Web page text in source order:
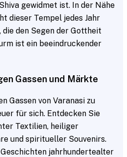
gewidmet ist. In der Nähe
dieser Tempel jedes Jahr
die den Segen der Gottheit
ist ein beeindruckender
Gassen und Märkte
Gassen von Varanasi zu
für sich. Entdecken Sie
Textilien, heiliger
und spiritueller Souvenirs.
Geschichten jahrhundertealter